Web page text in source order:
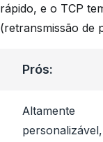
rápido, e o TCP
(retransmissão de
Prós:
Altamente
personalizável,